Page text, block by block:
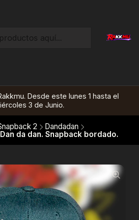
Desde este lunes 1 hasta el
3 de Junio.
2
Dandadan
da dan. Snapback bordado.